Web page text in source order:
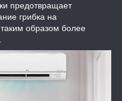
предотвращает
грибка на
образом более